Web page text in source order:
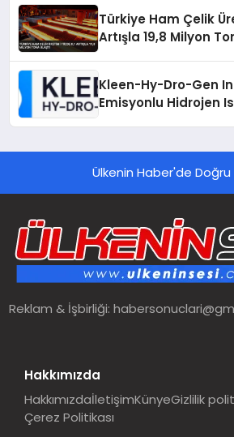
Türkiye Ham Çelik
Artışla 19,8 Milyon
Kleen-Hy-Dro-Gen
Emisyonlu Hidrojen
Ülkenin Haber'de
Reklam & İşbirliği:
Hakkımızda
HakkımızdaİletişimKünyeGizlilik
Çerez Politikası